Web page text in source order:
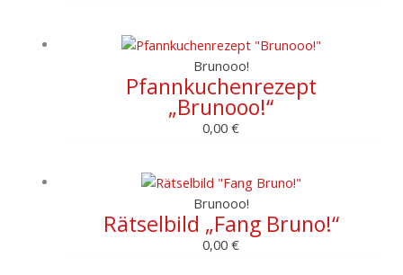
Brunooo!
Pfannkuchenrezept
„Brunooo!“
0,00€
Brunooo!
Rätselbild „Fang Bruno!“
0,00€